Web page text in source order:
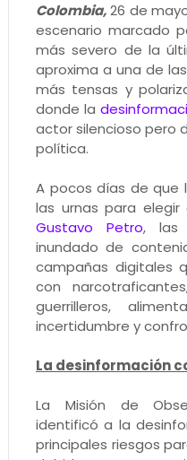
Colombia,26 de
escenario marcado
más severo de la
aproxima a una de
más tensas y
donde la
actor silencioso pero
política.
A pocos días de que
las urnas para
Gustavo Petro, las
inundado de
campañas digitales
con
guerrilleros,
incertidumbre y
La desinformación
La Misión de
identificó a la
principales riesgos